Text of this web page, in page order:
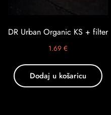
DR Urban Organic KS + filter
1.69 €
Dodaj u košaricu